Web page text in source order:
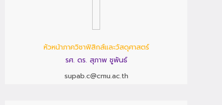
หัวหน้าภาควิชาฟิสิกส์และวัสดุศาสตร์
รศ. ดร. สุภาพ ชูพันธ์
supab.c@cmu.ac.th